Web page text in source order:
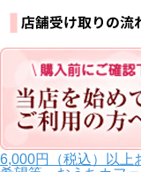
6,000円（税込）以上